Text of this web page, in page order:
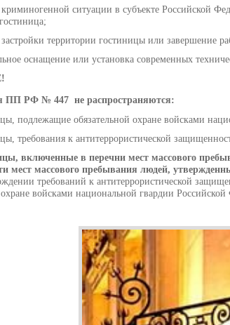
ситуации в субъекте Российской
территории гостиницы или завершение
оснащение или установка современных
ПП РФ № 447 не распространяются:
подлежащие обязательной охране войсками
требования к антитеррористической
включенные в перечни мест массового
мест массового пребывания людей,
требований к антитеррористической
охране войсками национальной гвардии